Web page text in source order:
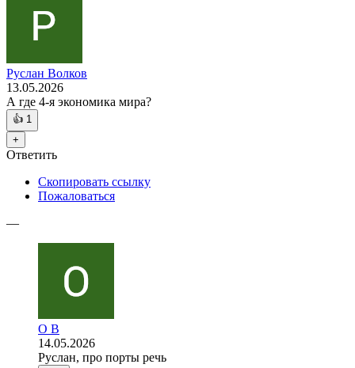
Руслан Волков
13.05.2026
А где 4-я экономика мира?
👍 1
+
Ответить
Скопировать ссылку
Пожаловаться
—
O B
14.05.2026
Руслан, про порты речь